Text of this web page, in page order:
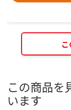
この商品を
います